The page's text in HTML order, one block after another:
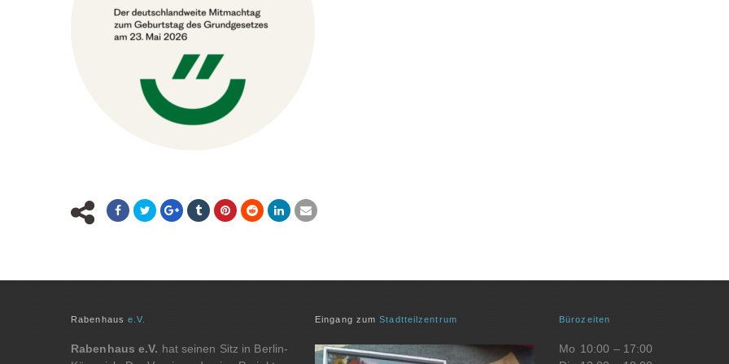
Rabenhaus e.V.
Rabenhaus e.V. hat seinen Sitz in Berlin-
Eingang zumStadtteilzentrum Bürozeiten
Mo 10:00 – 17:00